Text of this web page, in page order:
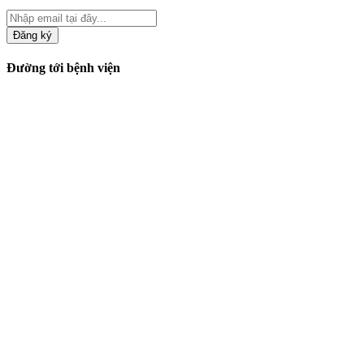
Đăng ký
Đường tới bệnh viện